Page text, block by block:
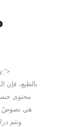
بالطبع،
محتوى
هي نصوصٌ
وتتم